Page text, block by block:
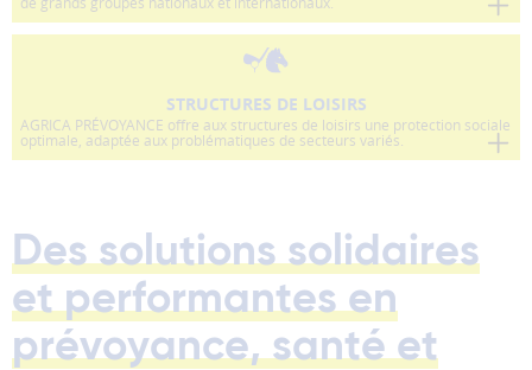
STRUCTURES DE LOISIRS
AGRICA PRÉVOYANCE offre aux structures de loisirs une protection sociale
optimale, adaptée aux problématiques de secteurs variés.
Des solutions solidaires
et performantes en
prévoyance, santé et
vers
Enregistrer
mes
préférences